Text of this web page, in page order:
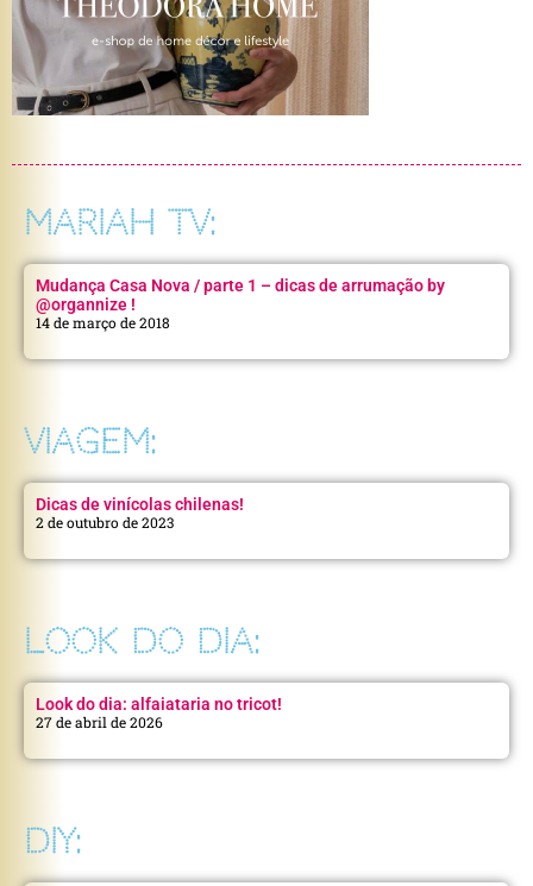
MARIAH TV:
Mudança Casa Nova / parte 1 – dicas de arrumação by
@organnize !
14 de março de 2018
VIAGEM:
Dicas de vinícolas chilenas!
2 de outubro de 2023
LOOK DO DIA:
Look do dia: alfaiataria no tricot!
27 de abril de 2026
DIY: